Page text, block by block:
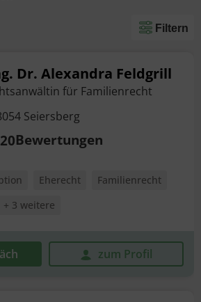
Filtern
Dr. Alexandra Feldgrill
für Familienrecht
Seiersberg
20Bewertungen
Eherecht
Familienrecht
+ 3 weitere
zum Profil